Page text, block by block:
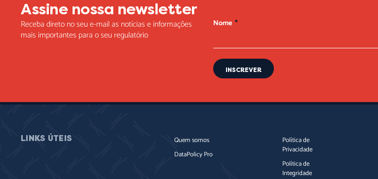
Assine nossa newsletter
Receba direto no seu e-mail as notícias e informações
mais importantes para o seu regulatório
Nome
INSCREVER
LINKS ÚTEIS
Quem somos
DataPolicy Pro
Política de
Privacidade
Política de
Integridade